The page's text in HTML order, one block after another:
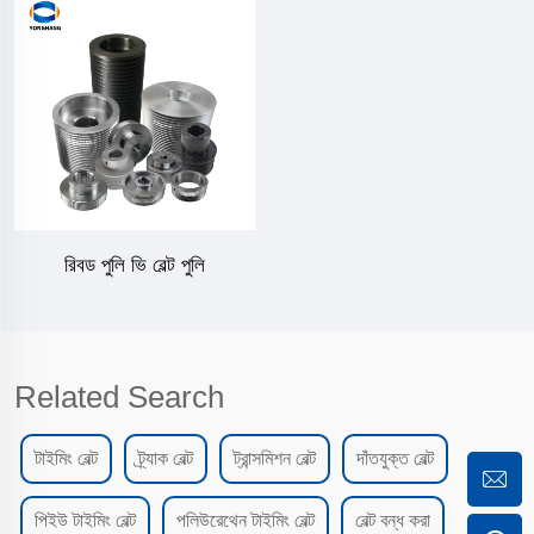
রিবড পুলি ভি বেল্ট পুলি
Related Search
টাইমিং বেল্ট ট্র্যাক বেল্ট ট্রান্সমিশন বেল্ট দাঁতযুক্ত বেল্ট
পিইউ টাইমিং বেল্ট পলিউরেথেন টাইমিং বেল্ট বেল্ট বন্ধ করা